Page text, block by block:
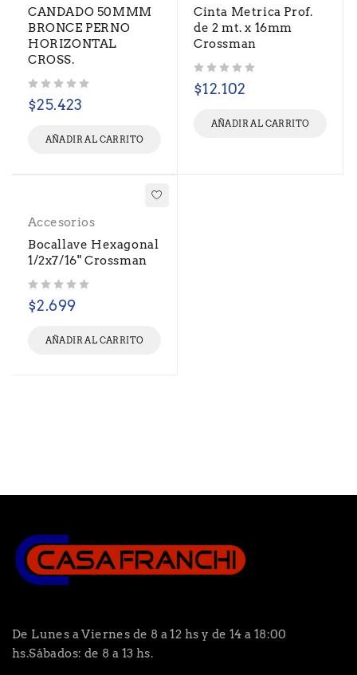
CANDADO 50MMM
BRONCE PERNO
HORIZONTAL
CROSS.
$25.423
AÑADIR AL CARRITO
Cinta Metrica Prof.
de 2 mt. x 16mm
Crossman
$12.102
AÑADIR AL CARRITO
Accesorios
Bocallave Hexagonal
1/2x7/16" Crossman
$2.699
AÑADIR AL CARRITO
De Lunes a Viernes de 8 a 12 hs y de 14 a 18:00
hs.Sábados: de 8 a 13 hs.